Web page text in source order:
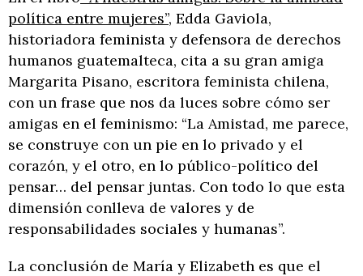
política entre mujeres”, Edda Gaviola,
historiadora feminista y defensora de derechos
humanos guatemalteca, cita a su gran amiga
Margarita Pisano, escritora feminista chilena,
con un frase que nos da luces sobre cómo ser
amigas en el feminismo: “La Amistad, me parece,
se construye con un pie en lo privado y el
corazón, y el otro, en lo público-político del
pensar… del pensar juntas. Con todo lo que esta
dimensión conlleva de valores y de
responsabilidades sociales y humanas”.
La conclusión de María y Elizabeth es que el